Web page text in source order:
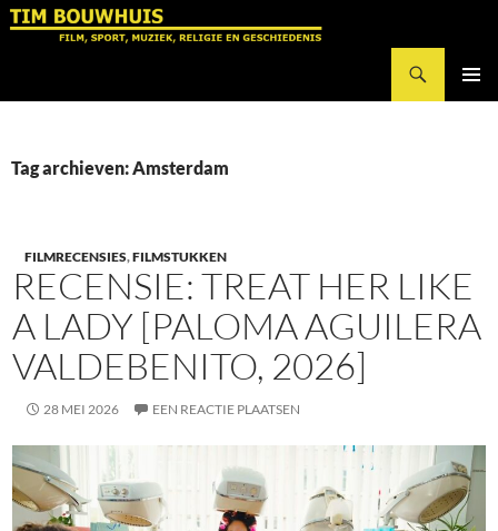
Ga
Tag archieven: Amsterdam
FILMRECENSIES,FILMSTUKKEN
RECENSIE: TREAT HER LIKE
A LADY [PALOMA AGUILERA
VALDEBENITO, 2026]
28 MEI 2026 EEN REACTIE PLAATSEN